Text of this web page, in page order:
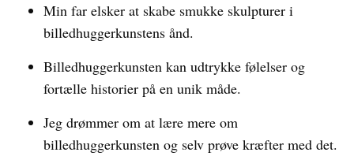
Min far elsker at skabe smukke skulpturer i
billedhuggerkunstens ånd.
Billedhuggerkunsten kan udtrykke følelser og
fortælle historier på en unik måde.
Jeg drømmer om at lære mere om
billedhuggerkunsten og selv prøve kræfter med det.